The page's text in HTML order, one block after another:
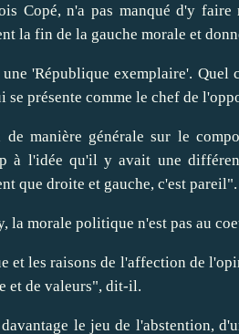
Copé, n'a pas manqué d'y
la fin de la gauche morale et
'République exemplaire'. Quel
présente comme le chef de
manière générale sur le
à l'idée qu'il y avait une
que droite et gauche, c'est pareil".
la morale politique n'est pas au
et les raisons de l'affection de
et de valeurs", dit-il.
le jeu de l'abstention,